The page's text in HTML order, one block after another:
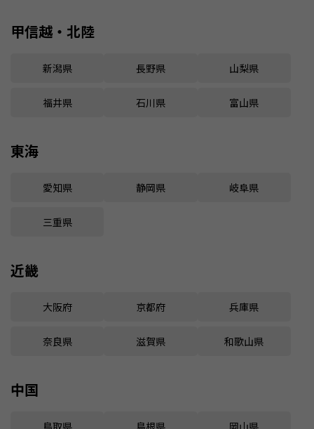
甲信越・北陸
新潟県 長野県 山梨県
福井県 石川県 富山県
東海
愛知県 静岡県 岐阜県
三重県
近畿
大阪府 京都府 兵庫県
奈良県 滋賀県 和歌山県
中国
鳥取県 島根県 岡山県